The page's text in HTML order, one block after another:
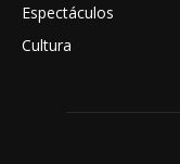
Espectáculos
Cultura